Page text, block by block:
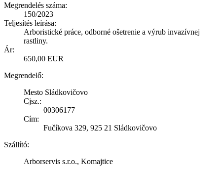
Megrendelés száma:
150/2023
Teljesítés leírása:
Arboristické práce, odborné ošetrenie a výrub invazívnej
rastliny.
Ár:
650,00 EUR
Megrendelő:
Mesto Sládkovičovo
Cjsz.:
00306177
Cím:
Fučíkova 329, 925 21 Sládkovičovo
Szállító:
Arborservis s.r.o., Komajtice